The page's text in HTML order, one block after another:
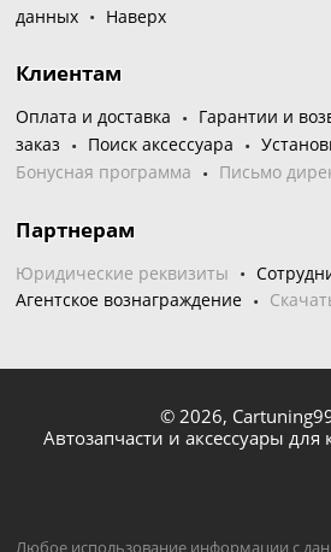
данных
Наверх
Клиентам
Оплата и доставка Гарантии и
заказ
Поиск аксессуара
Бонусная программа
Письмо
Партнерам
Юридические реквизиты
Агентское вознаграждение
© 2026,
Автозапчасти и аксессуары для
Любое использование информации с